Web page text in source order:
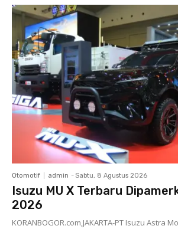
Otomotif admin - Sabtu, 8 Agustus 2026
Isuzu MU X Terbaru
2026
KORANBOGOR.com,JAKARTA-PT Isuzu Astra